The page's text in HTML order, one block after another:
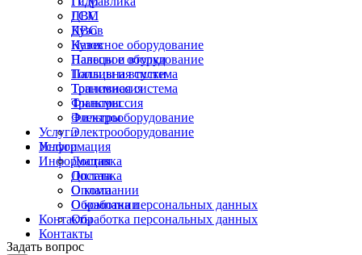
ДВС
Кузов
Навесное оборудование
Пальцы и втулки
Топливная система
Трансмиссия
Фильтры
Электрооборудование
Услуги
Информация
Доставка
Оплата
О компании
Обработка персональных данных
Контакты
Задать вопрос
ГСМ
ДВС
Кузов
Навесное оборудование
Пальцы и втулки
Топливная система
Трансмиссия
Фильтры
Электрооборудование
Услуги
Информация
Доставка
Оплата
О компании
Обработка персональных данных
Контакты